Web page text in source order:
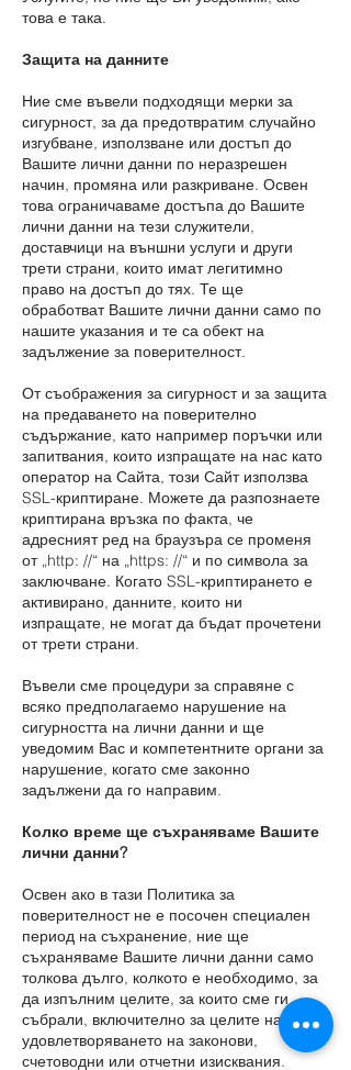
това е така.
Защита на данните
Ние сме въвели подходящи мерки за
сигурност, за да предотвратим случайно
изгубване, използване или достъп до
Вашите лични данни по неразрешен
начин, промяна или разкриване. Освен
това ограничаваме достъпа до Вашите
лични данни на тези служители,
доставчици на външни услуги и други
трети страни, които имат легитимно
право на достъп до тях. Те ще
обработват Вашите лични данни само по
нашите указания и те са обект на
задължение за поверителност.
От съображения за сигурност и за защита
на предаването на поверително
съдържание, като например поръчки или
запитвания, които изпращате на нас като
оператор на Сайта, този Сайт използва
SSL-криптиране. Можете да разпознаете
криптирана връзка по факта, че
адресният ред на браузъра се променя
от „http: //“ на „https: //“ и по символа за
заключване. Когато SSL-криптирането е
активирано, данните, които ни
изпращате, не могат да бъдат прочетени
от трети страни.
Въвели сме процедури за справяне с
всяко предполагаемо нарушение на
сигурността на лични данни и ще
уведомим Вас и компетентните органи за
нарушение, когато сме законно
задължени да го направим.
Колко време ще съхраняваме Вашите
лични данни?
Освен ако в тази Политика за
поверителност не е посочен специален
период на съхранение, ние ще
съхраняваме Вашите лични данни само
толкова дълго, колкото е необходимо, за
да изпълним целите, за които сме ги
събрали, включително за целите на
удовлетворяването на законови,
счетоводни или отчетни изисквания.